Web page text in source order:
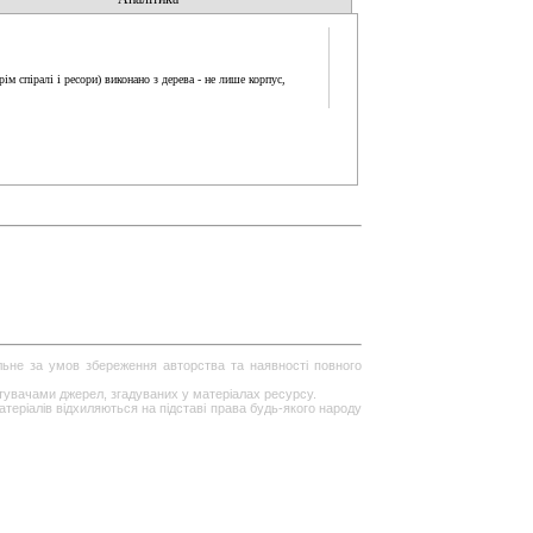
спіралі і ресори) виконано з дерева - не лише корпус,
за умов збереження авторства та наявності повного
джерел, згадуваних у матеріалах ресурсу.
відхиляються на підставі права будь-якого народу